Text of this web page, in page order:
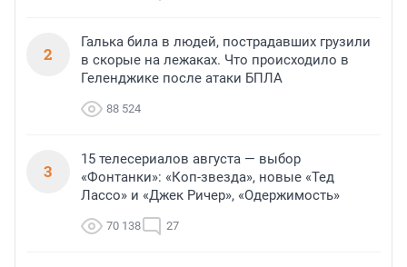
2
Галька била в людей, пострадавших грузили
в скорые на лежаках. Что происходило в
Геленджике после атаки БПЛА
88 524
3
15 телесериалов августа — выбор
«Фонтанки»: «Коп-звезда», новые «Тед
Лассо» и «Джек Ричер», «Одержимость»
70 138 27